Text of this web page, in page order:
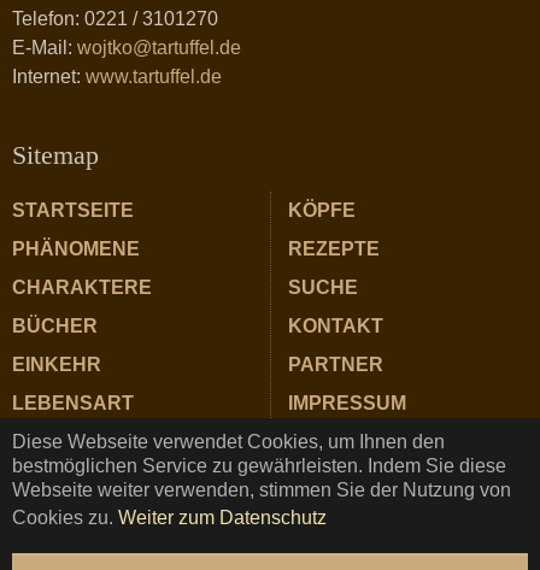
Diese Webseite verwendet Cookies, um Ihnen den
bestmöglichen Service zu gewährleisten. Indem Sie diese
Webseite weiter verwenden, stimmen Sie der Nutzung von
Cookies zu. Weiter zum Datenschutz
Telefon: 0221 / 3101270
E-Mail: wojtko@tartuffel.de
Internet: www.tartuffel.de
Sitemap
STARTSEITE
PHÄNOMENE
CHARAKTERE
BÜCHER
EINKEHR
LEBENSART
ZUTATEN
KÖPFE
REZEPTE
SUCHE
KONTAKT
PARTNER
IMPRESSUM
DATENSCHUTZ
TARTUFFEL © Copyright 2025 ★ Magazin für Gastrosophie